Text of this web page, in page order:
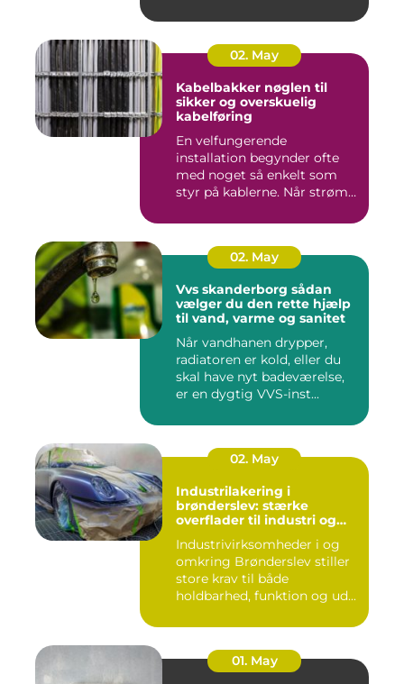
02. May
Kabelbakker nøglen til
sikker og overskuelig
kabelføring
En velfungerende
installation begynder ofte
med noget så enkelt som
styr på kablerne. Når strøm-,
02. May
Vvs skanderborg sådan
vælger du den rette hjælp
til vand, varme og sanitet
Når vandhanen drypper,
radiatoren er kold, eller du
skal have nyt badeværelse,
er en dygtig VVS-inst...
02. May
Industrilakering i
brønderslev: stærke
overflader til industri og
Industrivirksomheder i og
omkring Brønderslev stiller
store krav til både
holdbarhed, funktion og ud...
01. May